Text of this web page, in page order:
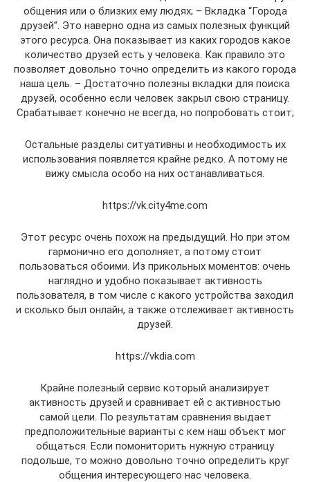
общения или о близких ему людях; – Вкладка “Города
друзей”. Это наверно одна из самых полезных функций
этого ресурса. Она показывает из каких городов какое
количество друзей есть у человека. Как правило это
позволяет довольно точно определить из какого города
наша цель. – Достаточно полезны вкладки для поиска
друзей, особенно если человек закрыл свою страницу.
Срабатывает конечно не всегда, но попробовать стоит;
Остальные разделы ситуативны и необходимость их
использования появляется крайне редко. А потому не
вижу смысла особо на них останавливаться.
https://vk.city4me.com
Этот ресурс очень похож на предыдущий. Но при этом
гармонично его дополняет, а потому стоит
пользоваться обоими. Из прикольных моментов: очень
наглядно и удобно показывает активность
пользователя, в том числе с какого устройства заходил
и сколько был онлайн, а также отслеживает активность
друзей.
https://vkdia.com
Крайне полезный сервис который анализирует
активность друзей и сравнивает ей с активностью
самой цели. По результатам сравнения выдает
предположительные варианты с кем наш объект мог
общаться. Если помониторить нужную страницу
подольше, то можно довольно точно определить круг
общения интересующего нас человека.